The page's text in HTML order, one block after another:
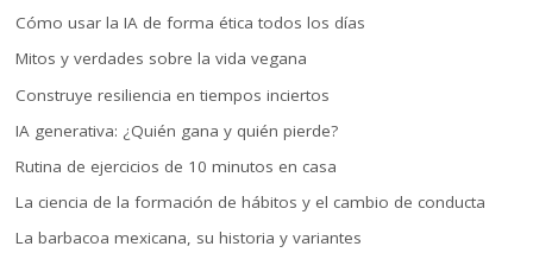
Cómo usar la IA de forma ética todos los días
Mitos y verdades sobre la vida vegana
Construye resiliencia en tiempos inciertos
IA generativa: ¿Quién gana y quién pierde?
Rutina de ejercicios de 10 minutos en casa
La ciencia de la formación de hábitos y el cambio de conducta
La barbacoa mexicana, su historia y variantes